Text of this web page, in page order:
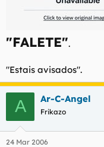
"FALETE".
"Estais avisados".
A Ar-C-Angel
Frikazo
24 Mar 2006